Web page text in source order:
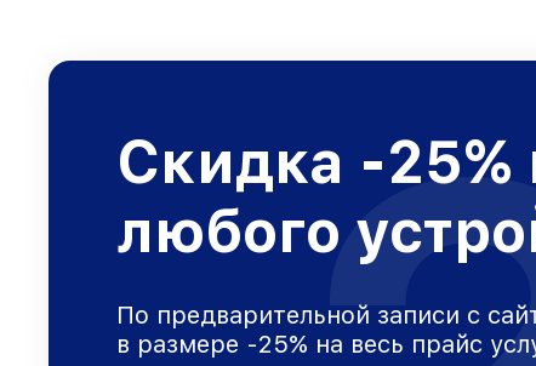
Скидка -25%
любого
По предварительной записи с
в размере -25% на весь прайс